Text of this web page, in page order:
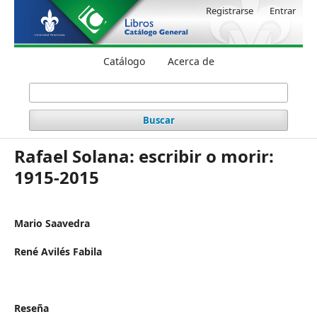
Catálogo Acerca de
Buscar
Registrarse Entrar
Rafael Solana: escribir o morir:
1915-2015
Mario Saavedra
René Avilés Fabila
Reseña